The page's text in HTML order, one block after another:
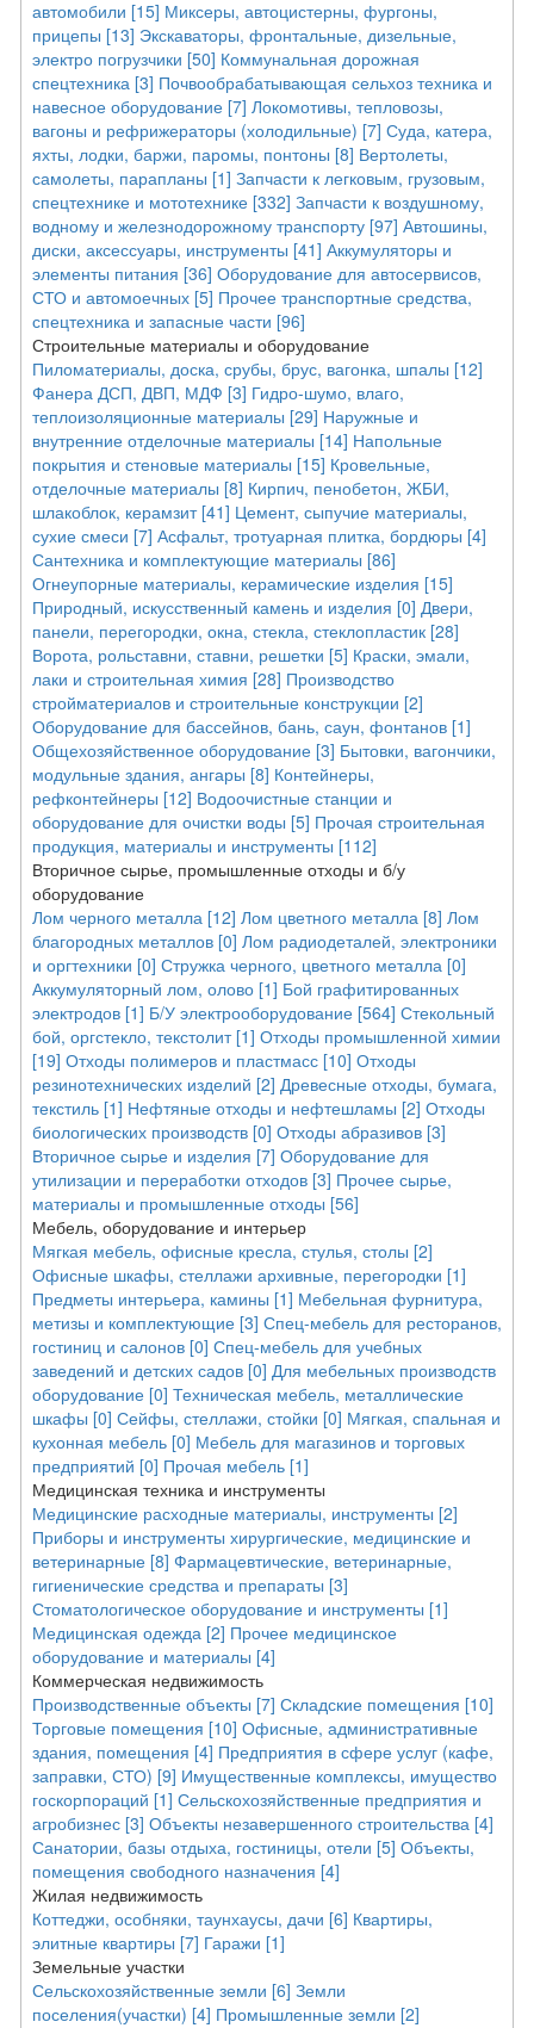
автомобили [15] Миксеры, автоцистерны, фургоны,
прицепы [13] Экскаваторы, фронтальные, дизельные,
электро погрузчики [50] Коммунальная дорожная
спецтехника [3] Почвообрабатывающая сельхоз техника и
навесное оборудование [7] Локомотивы, тепловозы,
вагоны и рефрижераторы (холодильные) [7] Суда, катера,
яхты, лодки, баржи, паромы, понтоны [8] Вертолеты,
самолеты, парапланы [1] Запчасти к легковым, грузовым,
спецтехнике и мототехнике [332] Запчасти к воздушному,
водному и железнодорожному транспорту [97] Автошины,
диски, аксессуары, инструменты [41] Аккумуляторы и
элементы питания [36] Оборудование для автосервисов,
СТО и автомоечных [5] Прочее транспортные средства,
спецтехника и запасные части [96]
Строительные материалы и оборудование
Пиломатериалы, доска, срубы, брус, вагонка, шпалы [12]
Фанера ДСП, ДВП, МДФ [3] Гидро-шумо, влаго,
теплоизоляционные материалы [29] Наружные и
внутренние отделочные материалы [14] Напольные
покрытия и стеновые материалы [15] Кровельные,
отделочные материалы [8] Кирпич, пенобетон, ЖБИ,
шлакоблок, керамзит [41] Цемент, сыпучие материалы,
сухие смеси [7] Асфальт, тротуарная плитка, бордюры [4]
Сантехника и комплектующие материалы [86]
Огнеупорные материалы, керамические изделия [15]
Природный, искусственный камень и изделия [0] Двери,
панели, перегородки, окна, стекла, стеклопластик [28]
Ворота, рольставни, ставни, решетки [5] Краски, эмали,
лаки и строительная химия [28] Производство
стройматериалов и строительные конструкции [2]
Оборудование для бассейнов, бань, саун, фонтанов [1]
Общехозяйственное оборудование [3] Бытовки, вагончики,
модульные здания, ангары [8] Контейнеры,
рефконтейнеры [12] Водоочистные станции и
оборудование для очистки воды [5] Прочая строительная
продукция, материалы и инструменты [112]
Вторичное сырье, промышленные отходы и б/у
оборудование
Лом черного металла [12] Лом цветного металла [8] Лом
благородных металлов [0] Лом радиодеталей, электроники
и оргтехники [0] Стружка черного, цветного металла [0]
Аккумуляторный лом, олово [1] Бой графитированных
электродов [1] Б/У электрооборудование [564] Стекольный
бой, оргстекло, текстолит [1] Отходы промышленной химии
[19] Отходы полимеров и пластмасс [10] Отходы
резинотехнических изделий [2] Древесные отходы, бумага,
текстиль [1] Нефтяные отходы и нефтешламы [2] Отходы
биологических производств [0] Отходы абразивов [3]
Вторичное сырье и изделия [7] Оборудование для
утилизации и переработки отходов [3] Прочее сырье,
материалы и промышленные отходы [56]
Мебель, оборудование и интерьер
Мягкая мебель, офисные кресла, стулья, столы [2]
Офисные шкафы, стеллажи архивные, перегородки [1]
Предметы интерьера, камины [1] Мебельная фурнитура,
метизы и комплектующие [3] Спец-мебель для ресторанов,
гостиниц и салонов [0] Спец-мебель для учебных
заведений и детских садов [0] Для мебельных производств
оборудование [0] Техническая мебель, металлические
шкафы [0] Сейфы, стеллажи, стойки [0] Мягкая, спальная и
кухонная мебель [0] Мебель для магазинов и торговых
предприятий [0] Прочая мебель [1]
Медицинская техника и инструменты
Медицинские расходные материалы, инструменты [2]
Приборы и инструменты хирургические, медицинские и
ветеринарные [8] Фармацевтические, ветеринарные,
гигиенические средства и препараты [3]
Стоматологическое оборудование и инструменты [1]
Медицинская одежда [2] Прочее медицинское
оборудование и материалы [4]
Коммерческая недвижимость
Производственные объекты [7] Складские помещения [10]
Торговые помещения [10] Офисные, административные
здания, помещения [4] Предприятия в сфере услуг (кафе,
заправки, СТО) [9] Имущественные комплексы, имущество
госкорпораций [1] Сельскохозяйственные предприятия и
агробизнес [3] Объекты незавершенного строительства [4]
Санатории, базы отдыха, гостиницы, отели [5] Объекты,
помещения свободного назначения [4]
Жилая недвижимость
Коттеджи, особняки, таунхаусы, дачи [6] Квартиры,
элитные квартиры [7] Гаражи [1]
Земельные участки
Сельскохозяйственные земли [6] Земли
поселения(участки) [4] Промышленные земли [2]